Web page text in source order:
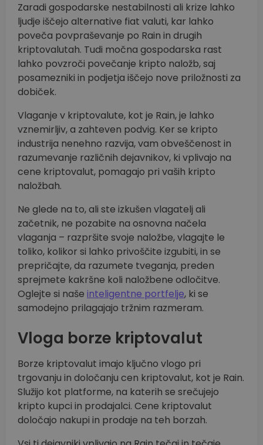
Zaradi gospodarske nestabilnosti ali krize lahko
ljudje iščejo alternative fiat valuti, kar lahko
poveča povpraševanje po Rain in drugih
kriptovalutah. Tudi močna gospodarska rast
lahko povzroči povečanje kripto naložb, saj
posamezniki in podjetja iščejo nove priložnosti za
dobiček.
Vlaganje v kriptovalute, kot je Rain, je lahko
vznemirljiv, a zahteven podvig. Ker se kripto
industrija nenehno razvija, vam obveščenost in
razumevanje različnih dejavnikov, ki vplivajo na
cene kriptovalut, pomagajo pri vaših kripto
naložbah.
Ne glede na to, ali ste izkušen vlagatelj ali
začetnik, ne pozabite na osnovna načela
vlaganja – razpršite svoje naložbe, vlagajte le
toliko, kolikor si lahko privoščite izgubiti, in se
prepričajte, da razumete tveganja, preden
sprejmete kakršne koli naložbene odločitve.
Oglejte si naše inteligentne portfelje, ki se
samodejno prilagajajo tržnim razmeram.
Vloga borze kriptovalut
Borze kriptovalut imajo ključno vlogo pri
trgovanju in določanju cen kriptovalut, kot je Rain.
Služijo kot platforme, na katerih se srečujejo
kripto kupci in prodajalci. Cene kriptovalut
določajo nakupi in prodaje na teh borzah.